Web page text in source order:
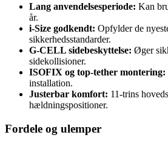
Lang anvendelsesperiode: Kan
år.
i-Size godkendt: Opfylder de
sikkerhedsstandarder.
G-CELL sidebeskyttelse: Øger
sidekollisioner.
ISOFIX og top-tether montering:
installation.
Justerbar komfort: 11-trins
hældningspositioner.
Fordele og ulemper